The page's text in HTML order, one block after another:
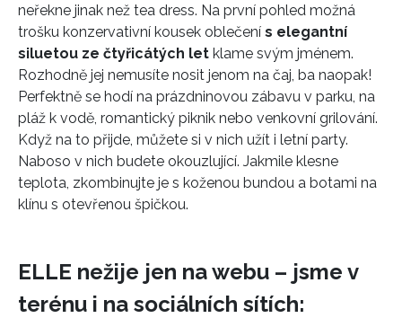
neřekne jinak než tea dress. Na první pohled možná
trošku konzervativní kousek oblečení s elegantní
siluetou ze čtyřicátých let klame svým jménem.
Rozhodně jej nemusíte nosit jenom na čaj, ba naopak!
Perfektně se hodí na prázdninovou zábavu v parku, na
pláž k vodě, romantický piknik nebo venkovní grilování.
Když na to přijde, můžete si v nich užít i letní party.
Naboso v nich budete okouzlující. Jakmile klesne
teplota, zkombinujte je s koženou bundou a botami na
klínu s otevřenou špičkou.
ELLE nežije jen na webu – jsme v
terénu i na sociálních sítích: